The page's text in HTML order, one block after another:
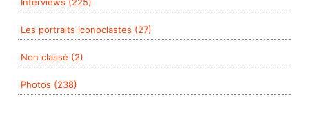
Les portraits iconoclastes (27)
Non classé (2)
Photos (238)